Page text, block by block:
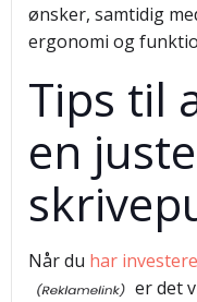
ønsker, samtidig
ergonomi og
Tips til
en
Når du har
er det